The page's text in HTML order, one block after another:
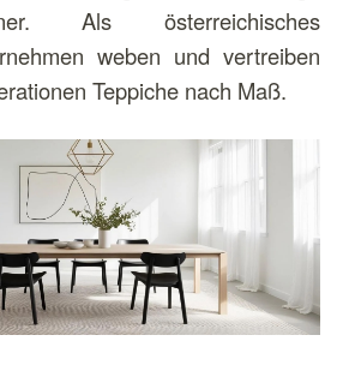
Als österreichisches
weben und vertreiben
Teppiche nach Maß.